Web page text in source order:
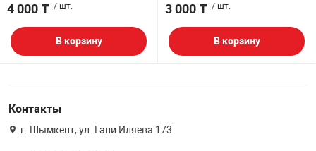
4 000 ₸ / шт.
В корзину
3 000 ₸ / шт.
В корзину
Контакты
г. Шымкент, ул. Гани Иляева 173